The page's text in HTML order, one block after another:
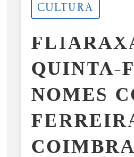
CULTURA
QUINTA-
NOMES